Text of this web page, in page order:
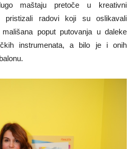
maštaju pretoče u kreativni
radovi koji su oslikavali
poput putovanja u daleke
instrumenata, a bilo je i onih